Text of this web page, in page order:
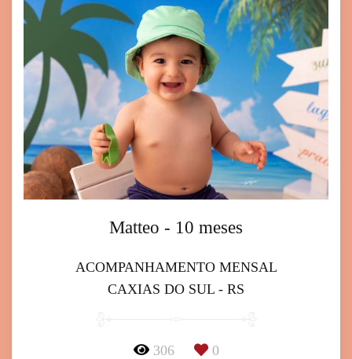
Matteo - 10 meses
ACOMPANHAMENTO MENSAL
CAXIAS DO SUL - RS
306 0